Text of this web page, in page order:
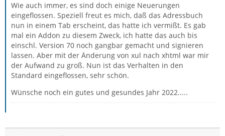
Wie auch immer, es sind doch einige Neuerungen
eingeflossen. Speziell freut es mich, daß das Adressbuch
nun in einem Tab erscheint, das hatte ich vermißt. Es gab
mal ein Addon zu diesem Zweck, ich hatte das auch bis
einschl. Version 70 noch gangbar gemacht und signieren
lassen. Aber mit der Änderung von xul nach xhtml war mir
der Aufwand zu groß. Nun ist das Verhalten in den
Standard eingeflossen, sehr schön.
Wünsche noch ein gutes und gesundes Jahr 2022.....